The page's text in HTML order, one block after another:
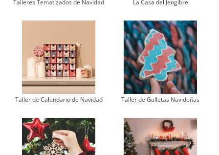
Talleres Tematizados de Navidad La Casa del Jengibre
Taller de Calendario de Navidad Taller de Galletas Navideñas